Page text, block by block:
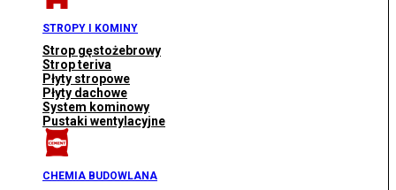
STROPY I KOMINY
Strop gęstożebrowy
Strop teriva
Płyty stropowe
Płyty dachowe
System kominowy
Pustaki wentylacyjne
CHEMIA BUDOWLANA